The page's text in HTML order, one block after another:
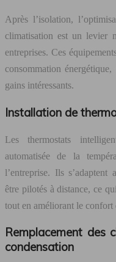
Après l’isolation,
climatisation est un levier
entreprises. Ces
consommation
gains intéressants.
Installation de
Les thermostats
automatisée de la
l’entreprise. Ils
être pilotés à distance, ce
tout en améliorant le confort
Remplacement des
condensation